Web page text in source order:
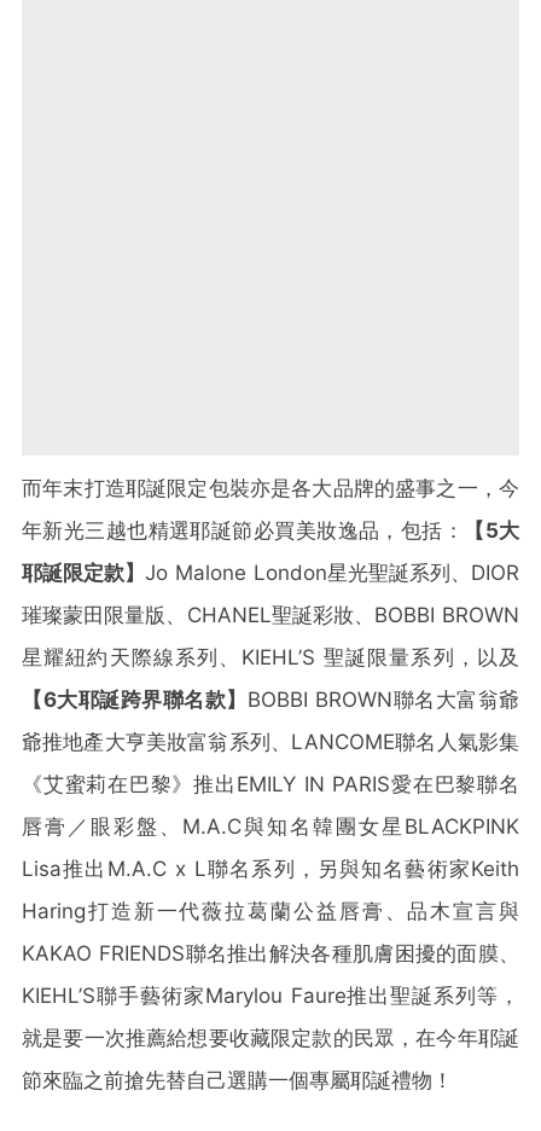
而年末打造耶誕限定包裝亦是各大品牌的盛事之一，今
年新光三越也精選耶誕節必買美妝逸品，包括：
【 5大
耶誕限定款】 Jo Malone London星光聖誕系列、DIOR
璀璨蒙田限量版、CHANEL聖誕彩妝、BOBBI BROWN
星耀紐約天際線系列、KIEHL’S 聖誕限量系列，以及
【6大耶誕跨界聯名款】 BOBBI BROWN聯名大富翁爺
爺推地產大亨美妝富翁系列、LANCOME聯名人氣影集
《艾蜜莉在巴黎》推出EMILY IN PARIS愛在巴黎聯名
唇膏／眼彩盤、M.A.C與知名韓團女星BLACKPINK
Lisa推出M.A.C x L聯名系列，另與知名藝術家Keith
Haring打造新一代薇拉葛蘭公益唇膏、品木宣言與
KAKAO FRIENDS聯名推出解決各種肌膚困擾的面膜、
KIEHL’S聯手藝術家Marylou Faure推出聖誕系列等，
就是要一次推薦給想要收藏限定款的民眾，在今年耶誕
節來臨之前搶先替自己選購一個專屬耶誕禮物！